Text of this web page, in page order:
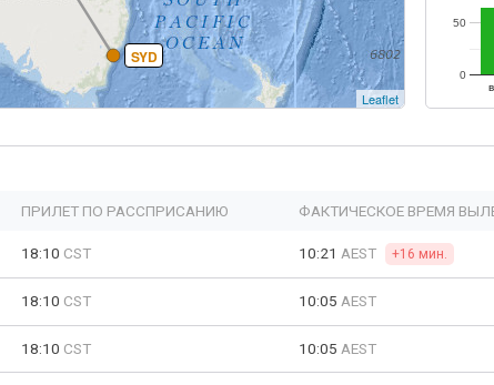
SYD
Leaflet
0
50
ПРИЛЕТ ПО РАССПРИСАНИЮ ФАКТИЧЕСКОЕ ВРЕМЯ
18:10 CST 10:21 AEST +16 мин.
18:10 CST 10:05 AEST
18:10 CST 10:05 AEST